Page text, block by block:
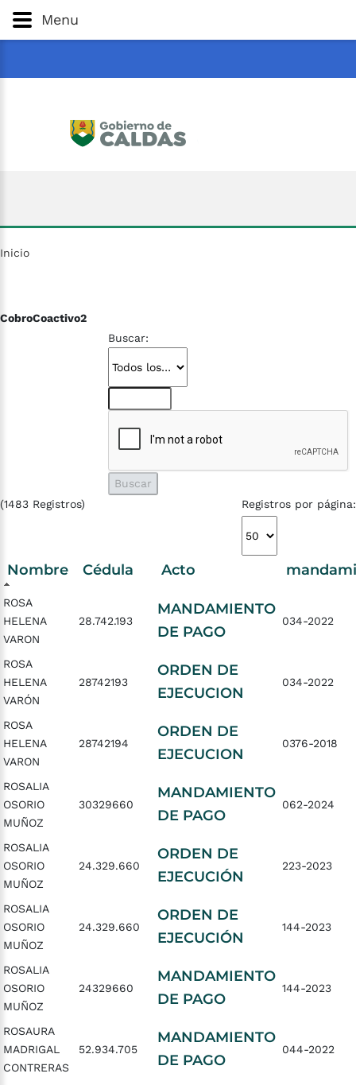
Gobernación
Menu
Inicio
CobroCoactivo2
Buscar:
Registros por página:
(1483 Registros)
Nombre Cédula Acto
ROSA
HELENA
VARON
28.742.193
MANDAMIENTO
DE PAGO
034-2022
ROSA
HELENA
VARÓN
28742193
ORDEN DE
EJECUCION
034-2022
ROSA
HELENA
VARON
28742194
ORDEN DE
EJECUCION
0376-2018
ROSALIA
OSORIO
MUÑOZ
30329660
MANDAMIENTO
DE PAGO
062-2024
ROSALIA
OSORIO
MUÑOZ
24.329.660
ORDEN DE
EJECUCIÓN
223-2023
ROSALIA
OSORIO
MUÑOZ
24.329.660
ORDEN DE
EJECUCIÓN
144-2023
ROSALIA
OSORIO
MUÑOZ
24329660
MANDAMIENTO
DE PAGO
144-2023
ROSAURA
MADRIGAL
CONTRERAS
52.934.705
MANDAMIENTO
DE PAGO
044-2022